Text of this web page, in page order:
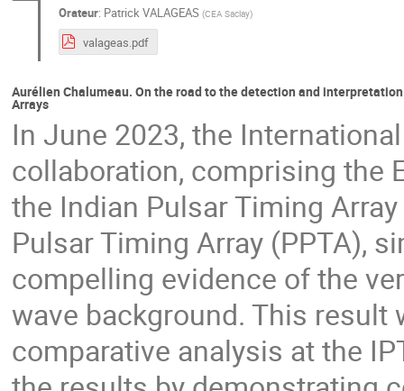
Orateur: Patrick VALAGEAS (CEA Saclay)
valageas.pdf
Aurélien Chalumeau. On the road to the detection and
Arrays
In June 2023, the
collaboration, comprising the
the Indian Pulsar Timing
Pulsar Timing Array (PPTA),
compelling evidence of the
wave background. This result
comparative analysis at the